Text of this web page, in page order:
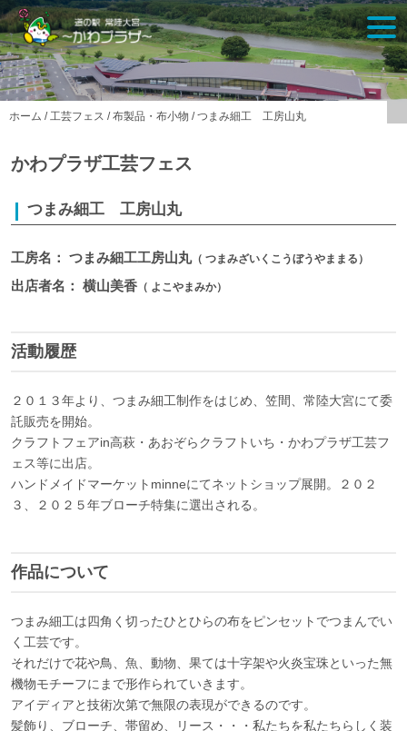
Skip
to
content
ホーム / 工芸フェス /布製品・布小物 /つまみ細工 工房山丸
かわプラザ工芸フェス
つまみ細工 工房山丸
工房名： つまみ細工工房山丸（ つまみざいくこうぼうやままる）
出店者名： 横山美香 （ よこやまみか）
活動履歴
２０１３年より、つまみ細工制作をはじめ、笠間、常陸大宮にて委
託販売を開始。
クラフトフェアin高萩・あおぞらクラフトいち・かわプラザ工芸フ
ェス等に出店。
ハンドメイドマーケットminneにてネットショップ展開。２０２
３、２０２５年ブローチ特集に選出される。
作品について
つまみ細工は四角く切ったひとひらの布をピンセットでつまんでい
く工芸です。
それだけで花や鳥、魚、動物、果ては十字架や火炎宝珠といった無
機物モチーフにまで形作られていきます。
アイディアと技術次第で無限の表現ができるのです。
髪飾り、ブローチ、帯留め、リース・・・私たちを私たちらしく装